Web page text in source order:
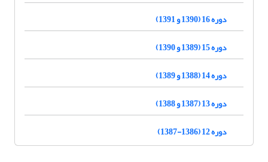
دوره 16 (1390 و 1391)
دوره 15 (1389 و 1390)
دوره 14 (1388 و 1389)
دوره 13 (1387 و 1388)
دوره 12 (1386-1387)